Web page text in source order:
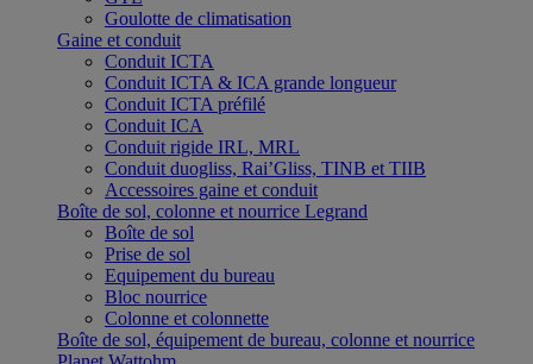
Goulotte de climatisation
Gaine et conduit
Conduit ICTA
Conduit ICTA & ICA grande longueur
Conduit ICTA préfilé
Conduit ICA
Conduit rigide IRL, MRL
Conduit duogliss, Rai’Gliss, TINB et TIIB
Accessoires gaine et conduit
Boîte de sol, colonne et nourrice Legrand
Boîte de sol
Prise de sol
Equipement du bureau
Bloc nourrice
Colonne et colonnette
Boîte de sol, équipement de bureau, colonne et nourrice